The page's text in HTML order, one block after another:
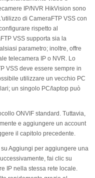
IP/NVR HikVision sono
di CameraFTP VSS con
rispetto al
VSS supporta sia la
parametro; inoltre, offre
telecamera IP o NVR. Lo
VSS deve essere sempre in
utilizzare un vecchio PC
un singolo PC/laptop può
ONVIF standard. Tuttavia,
e aggiungere un account
il capitolo precedente.
Aggiungi per aggiungere una
fai clic su
IP nella stessa rete locale.